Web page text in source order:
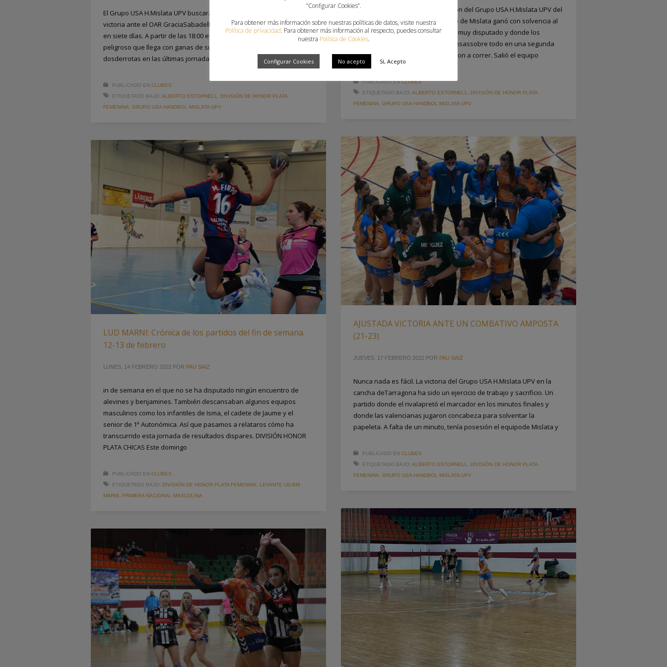
Sumar, sumar y sumar. Es la versión del Grupo USA H.Mislata UPV del
clásico«partido a partido. El equipo de Mislata ganó con solvencia al
OAR Gracia Sabadellen un partido muy disputado y donde los
ataques se impusieron a las defensassobre todo en una segunda
parte donde los dos equipos jugaron a correr. Salió el equipo
PUBLICADO EN CLUBES
ETIQUETADO BAJO: ALBERTO ESTORNELL
DIVISIÓN DE HONOR PLATA
FEMENINA
GRUPO USA HANDBOL MISLATA UPV
El Grupo USA H.Mislata UPV buscara mañana sumar una nueva
victoria ante el OAR GraciaSabadell en lo que será su tercer partido
en siete días. A partir de las 18:00 en La Canaletareciben a un rival
peligroso que llega con ganas de sumar de nuevo una victoria tras
dosderrotas en las últimas jornadas. En el
PUBLICADO EN CLUBES
ETIQUETADO BAJO: ALBERTO ESTORNELL
DIVISIÓN DE HONOR PLATA
FEMENINA
GRUPO USA HANDBOL MISLATA UPV
AJUSTADA VICTORIA ANTE UN COMBATIVO AMPOSTA
(21-23)
JUEVES, 17 FEBRERO 2022 POR PAU SAIZ
Nunca nada es fácil. La victoria del Grupo USA H.Mislata UPV en la
cancha deTarragona ha sido un ejercicio de trabajo y sacrificio. Un
partido donde el rivalapretó el marcador en los minutos finales y
donde las valencianas jugaron concabeza para solventar la
papeleta. A falta de un minuto, tenía posesión el equipode Mislata y
PUBLICADO EN CLUBES
ETIQUETADO BAJO: ALBERTO ESTORNELL
DIVISIÓN DE HONOR PLATA
FEMENINA
GRUPO USA HANDBOL MISLATA UPV
LUD MARNI: Crónica de los partidos del fin de semana.
12-13 de febrero
LUNES, 14 FEBRERO 2022 POR PAU SAIZ
in de semana en el que no se ha disputado ningún encuentro de
alevines y benjamines. También descansaban algunos equipos
masculinos como los infantiles de Isma, el cadete de Jaume y el
senior de 1ª Autonómica. Así que pasamos a relataros cómo ha
transcurrido esta jornada de resultados dispares. DIVISIÓN HONOR
PLATA CHICAS Este domingo
PUBLICADO EN CLUBES
ETIQUETADO BAJO: DIVISIÓN DE HONOR PLATA FEMENINA
LEVANTE UD-BM
MARNI
PRIMERA NACIONAL MASCULINA
“Configurar Cookies”.
Para obtener más información sobre nuestras políticas de datos, visite nuestra
Política de privacidad. Para obtener más información al respecto, puedes consultar
nuestra Política de Cookies.
Configurar Cookies No acepto Sí, Acepto